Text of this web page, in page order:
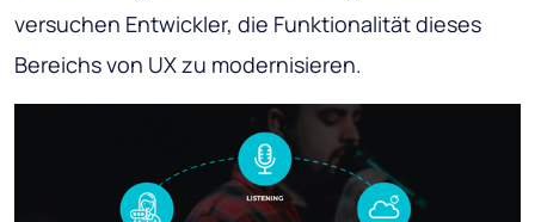
versuchen Entwickler, die Funktionalität dieses
Bereichs von UX zu modernisieren.